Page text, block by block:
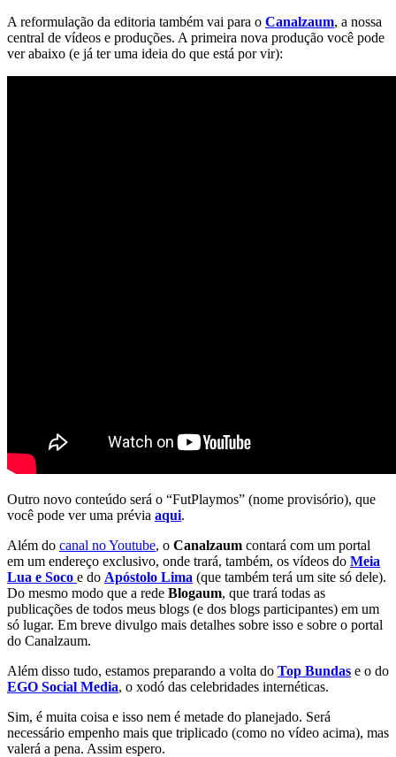
A reformulação da editoria também vai para o Canalzaum, a nossa
central de vídeos e produções. A primeira nova produção você pode
ver abaixo (e já ter uma ideia do que está por vir):
Outro novo conteúdo será o “FutPlaymos” (nome provisório), que
você pode ver uma prévia aqui.
Além do canal no Youtube, o Canalzaum contará com um portal
em um endereço exclusivo, onde trará, também, os vídeos do Meia
Lua e Soco e do Apóstolo Lima (que também terá um site só dele).
Do mesmo modo que a rede Blogaum, que trará todas as
publicações de todos meus blogs (e dos blogs participantes) em um
só lugar. Em breve divulgo mais detalhes sobre isso e sobre o portal
do Canalzaum.
Além disso tudo, estamos preparando a volta do Top Bundas e o do
EGO Social Media, o xodó das celebridades internéticas.
Sim, é muita coisa e isso nem é metade do planejado. Será
necessário empenho mais que triplicado (como no vídeo acima), mas
valerá a pena. Assim espero.